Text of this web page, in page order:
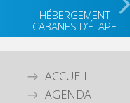
HÉBERGEMENT
CABANES D’ÉTAPE
ACCUEIL
AGENDA